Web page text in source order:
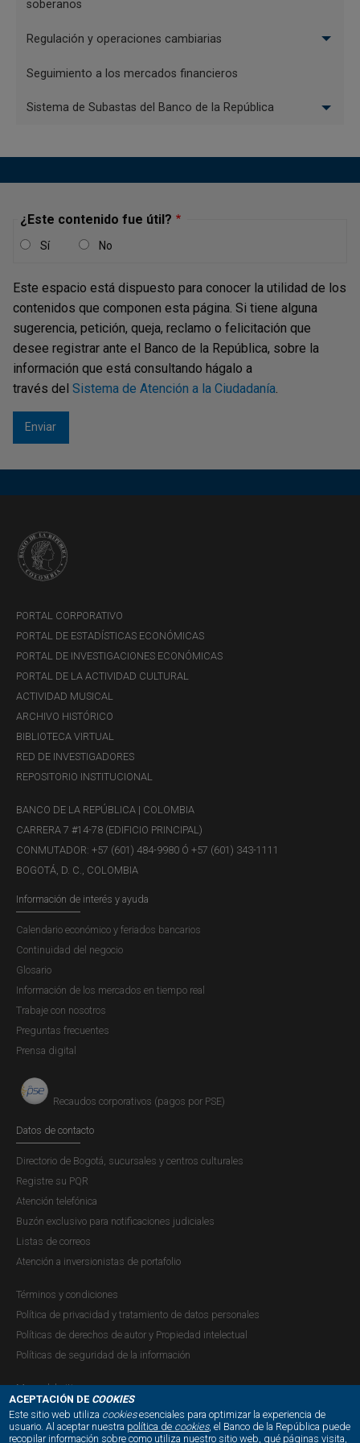
hasta el 24 de mayo de 2018
Circular Reglamentaria Externa de Depósitos
soberanos
Regulación y operaciones cambiarias
Seguimiento a los mercados financieros
Sistema de Subastas del Banco de la República
¿Este contenido fue útil?
Sí No
Este espacio está dispuesto para conocer la utilidad de los
contenidos que componen esta página. Si tiene alguna
sugerencia, petición, queja, reclamo o felicitación que
desee registrar ante el Banco de la República, sobre la
información que está consultando hágalo a
través del Sistema de Atención a la Ciudadanía.
ACEPTACIÓN DE COOKIES
Este sitio web utiliza cookiesesenciales para optimizar la experiencia de
usuario. Al aceptar nuestra política de cookies, el Banco de la República puede
recopilar información sobre como utiliza nuestro sitio web, qué páginas visita,
PORTAL CORPORATIVO
PORTAL DE ESTADÍSTICAS ECONÓMICAS
PORTAL DE INVESTIGACIONES ECONÓMICAS
PORTAL DE LA ACTIVIDAD CULTURAL
ACTIVIDAD MUSICAL
ARCHIVO HISTÓRICO
BIBLIOTECA VIRTUAL
RED DE INVESTIGADORES
REPOSITORIO INSTITUCIONAL
BANCO DE LA REPÚBLICA | COLOMBIA
CARRERA 7 #14-78 (EDIFICIO PRINCIPAL)
CONMUTADOR: +57 (601) 484-9980 Ó +57 (601) 343-1111
BOGOTÁ, D. C., COLOMBIA
Información de interés y ayuda
Calendario económico y feriados bancarios
Continuidad del negocio
Glosario
Información de los mercados en tiempo real
Trabaje con nosotros
Preguntas frecuentes
Prensa digital
Recaudos corporativos (pagos por PSE)
Datos de contacto
Directorio de Bogotá, sucursales y centros culturales
Registre su PQR
Atención telefónica
Buzón exclusivo para notificaciones judiciales
Listas de correos
Atención a inversionistas de portafolio
Términos y condiciones
Política de privacidad y tratamiento de datos personales
Políticas de derechos de autor y Propiedad intelectual
Políticas de seguridad de la información
Mapa del sitio